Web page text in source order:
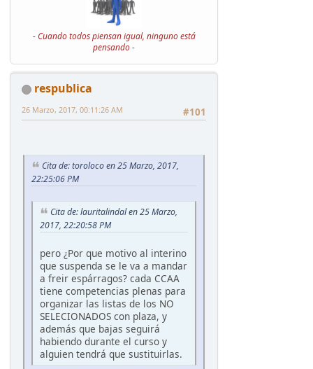
- Cuando todos piensan igual, ninguno está
pensando -
respublica
#101
26 Marzo, 2017, 00:11:26 AM
Cita de: toroloco en 25 Marzo, 2017,
22:25:06 PM
Cita de: lauritalindal en 25 Marzo,
2017, 22:20:58 PM
pero ¿Por que motivo al interino
que suspenda se le va a mandar
a freir espárragos? cada CCAA
tiene competencias plenas para
organizar las listas de los NO
SELECIONADOS con plaza, y
además que bajas seguirá
habiendo durante el curso y
alguien tendrá que sustituirlas.